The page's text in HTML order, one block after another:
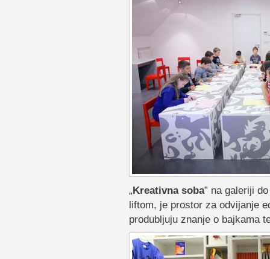
„Kreativna soba” na galeriji
liftom, je prostor za odvijanje
produbljuju znanje o bajkama